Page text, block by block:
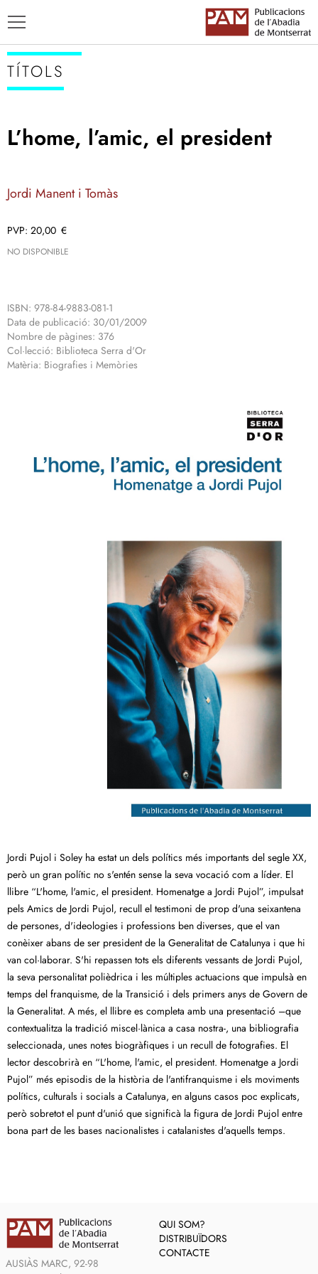
ENSENYAMENT CATALÀ
TÍTOLS
L’home, l’amic, el president
Jordi Manent i Tomàs
20,00 €
NO DISPONIBLE
ISBN: 978-84-9883-081-1
Data de publicació: 30/01/2009
Nombre de pàgines: 376
Col·lecció: Biblioteca Serra d'Or
Matèria: Biografies i Memòries
Jordi Pujol i Soley ha estat un dels polítics més importants del segle XX,
però un gran polític no s'entén sense la seva vocació com a líder. El
llibre “L'home, l'amic, el president. Homenatge a Jordi Pujol”, impulsat
pels Amics de Jordi Pujol, recull el testimoni de prop d'una seixantena
de persones, d'ideologies i professions ben diverses, que el van
conèixer abans de ser president de la Generalitat de Catalunya i que hi
van col·laborar. S'hi repassen tots els diferents vessants de Jordi Pujol,
la seva personalitat polièdrica i les múltiples actuacions que impulsà en
temps del franquisme, de la Transició i dels primers anys de Govern de
la Generalitat. A més, el llibre es completa amb una presentació –que
contextualitza la tradició miscel·lànica a casa nostra-, una bibliografia
seleccionada, unes notes biogràfiques i un recull de fotografies. El
lector descobrirà en “L'home, l'amic, el president. Homenatge a Jordi
Pujol” més episodis de la història de l'antifranquisme i els moviments
polítics, culturals i socials a Catalunya, en alguns casos poc explicats,
però sobretot el punt d'unió que significà la figura de Jordi Pujol entre
bona part de les bases nacionalistes i catalanistes d'aquells temps.
AUSIÀS MARC, 92-98
QUI SOM?
DISTRIBUÏDORS
CONTACTE